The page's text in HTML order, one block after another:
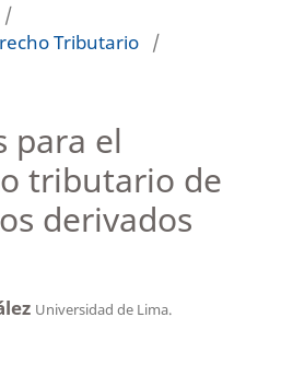
/
Tributario /
para el
tributario de
derivados
Universidad de Lima.